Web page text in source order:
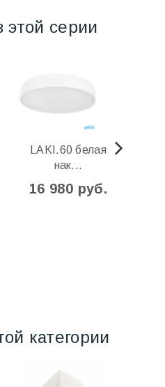
этой серии
LAKI.60 белая
нак...
16 980 руб.
категории